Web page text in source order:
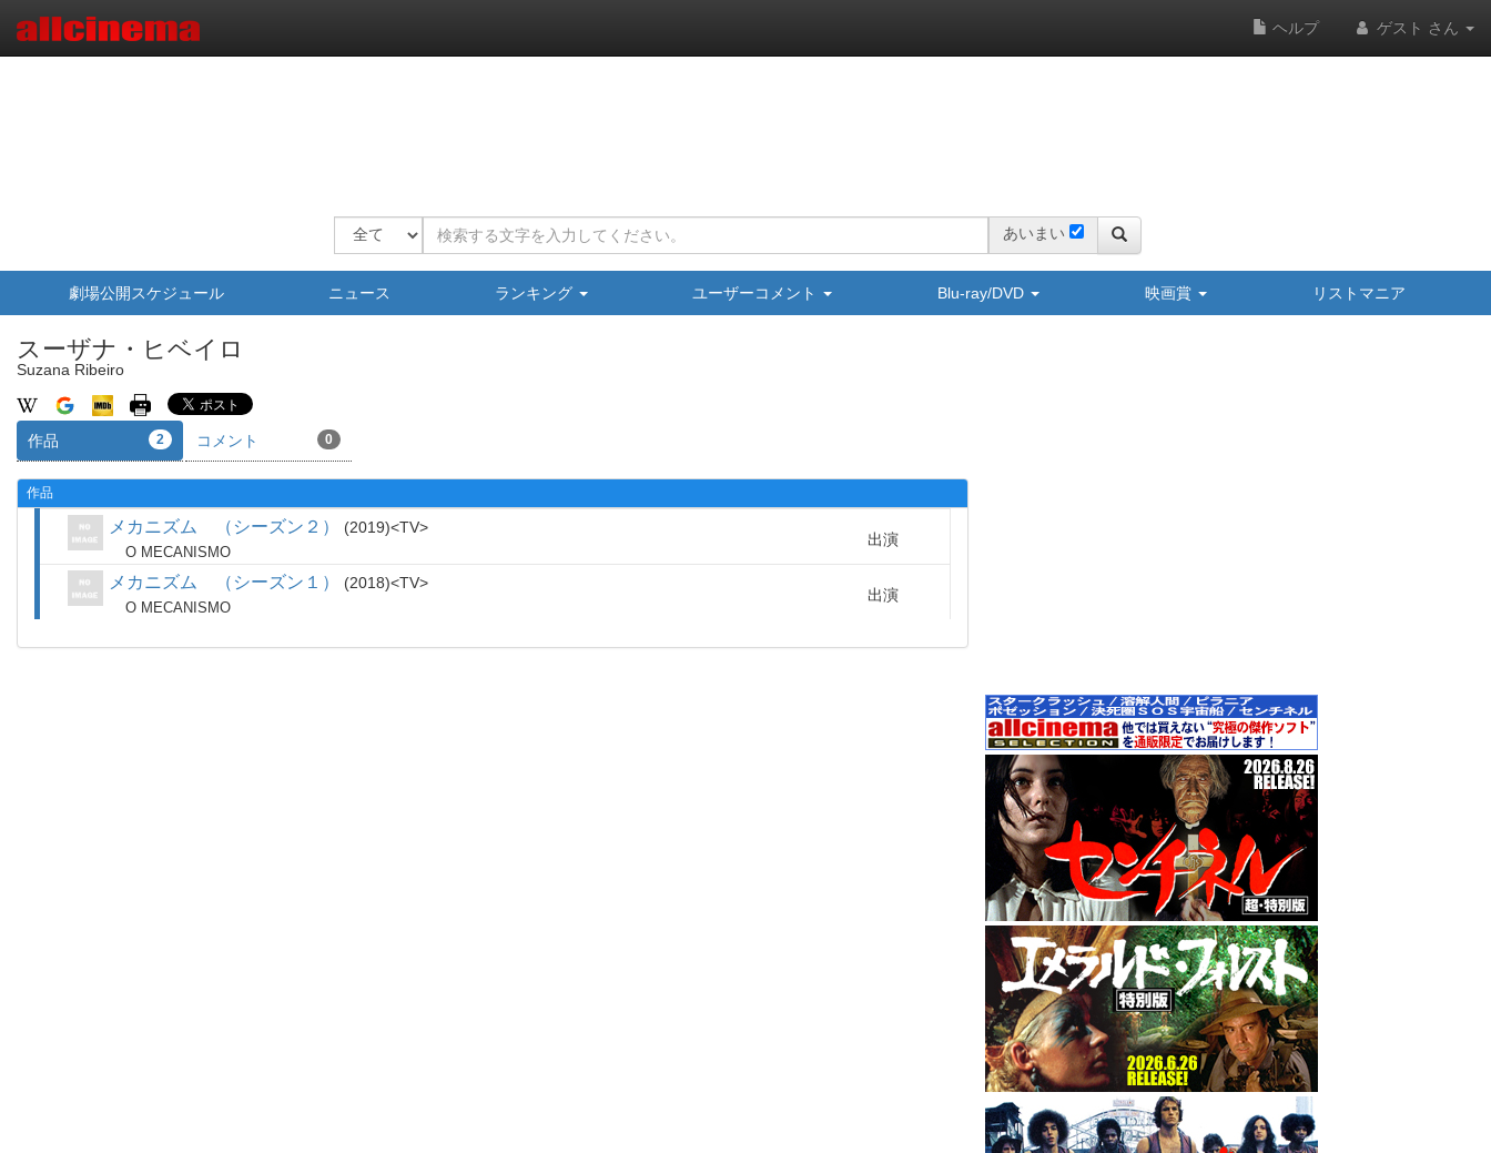
ヘルプ ゲスト さん
あいまい
劇場公開スケジュール ニュース ランキング ユーザーコメント Blu-ray/DVD 映画賞 リストマニア
スーザナ・ヒベイロ
Suzana Ribeiro
作品 2 コメント 0
作品
メカニズム （シーズン２） 2019 TV
O MECANISMO
出演
メカニズム （シーズン１） 2018 TV
O MECANISMO
出演